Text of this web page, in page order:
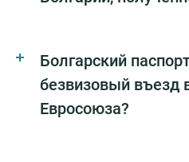
Болгарский
безвизовый въезд
Евросоюза?